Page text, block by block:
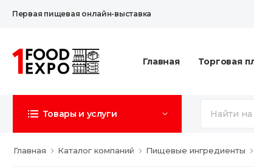
Первая пищевая онлайн-выставка
Главная Торговая
Товары и услуги
Главная Каталог компаний Пищевые ингредиенты